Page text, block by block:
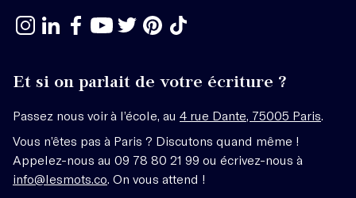
Et si on parlait de votre écriture ?
Passez nous voir à l’école, au 4 rue Dante, 75005 Paris
Vous n’êtes pas à Paris ? Discutons quand même !
Appelez-nous au 09 78 80 21 99 ou écrivez-nous à
info@lesmots.co . On vous attend !